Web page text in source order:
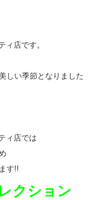
ィ店です。
しい季節となりました
ィ店では
す!!
クション